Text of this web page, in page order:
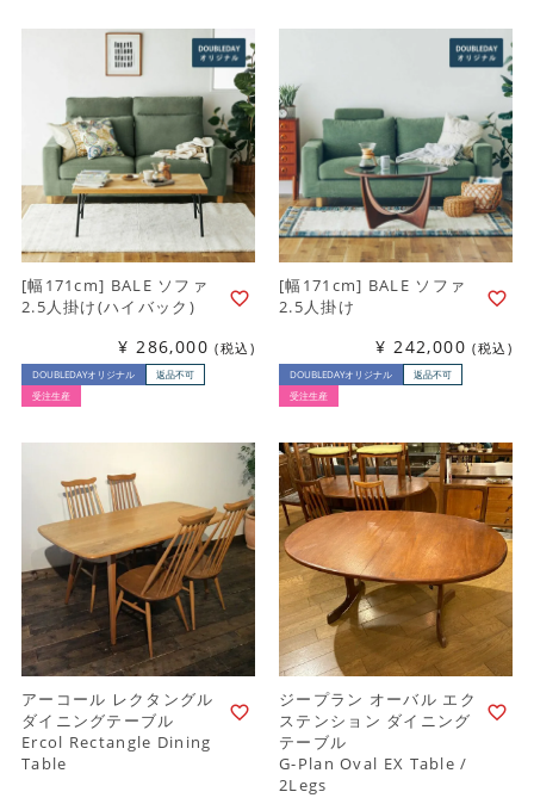
[幅171cm] BALE ソファ
2.5人掛け(ハイバック)
¥ 286,000 税込
DOUBLEDAYオリジナル
返品不可
受注生産
[幅171cm] BALE ソファ
2.5人掛け
¥ 242,000 税込
DOUBLEDAYオリジナル
返品不可
受注生産
アーコール レクタングル
ダイニングテーブル
Ercol Rectangle Dining
Table
ジープラン オーバル エク
ステンション ダイニング
テーブル
G-Plan Oval EX Table /
2Legs